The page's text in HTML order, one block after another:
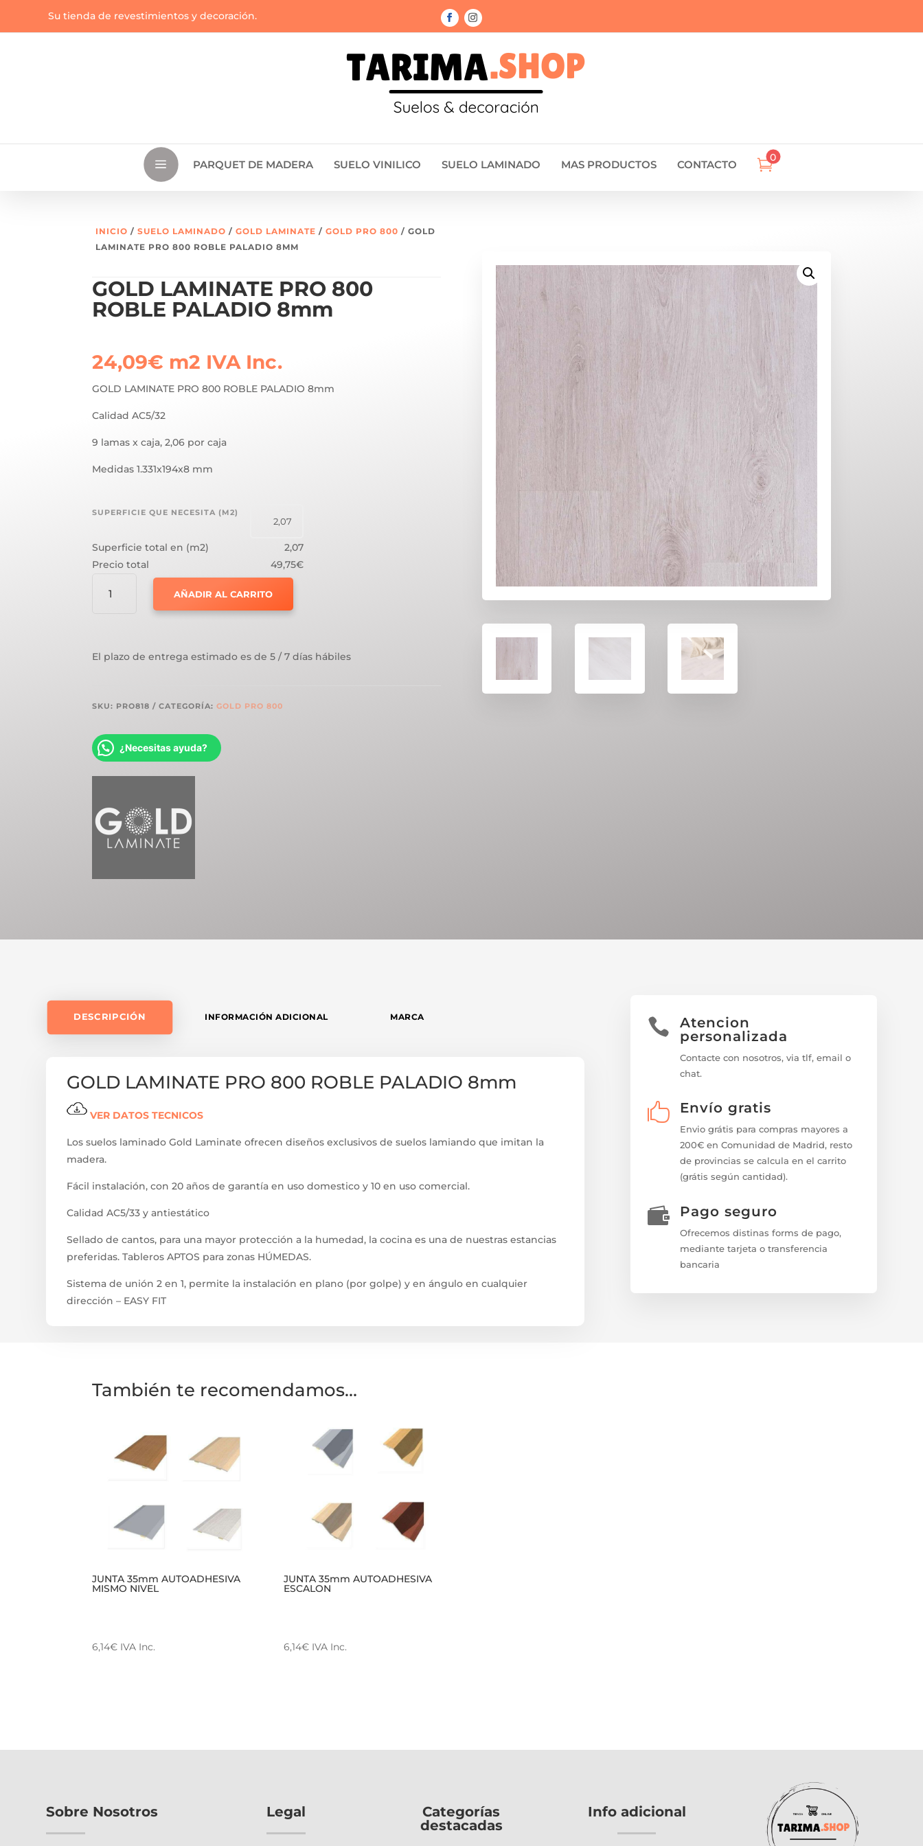
Su tienda de revestimientos y decoración.
a PARQUET DE MADERA SUELO VINILICO SUELO LAMINADO MAS PRODUCTOS CONTACTO 0
INICIO /SUELO LAMINADO /GOLD LAMINATE /GOLD PRO 800 / GOLD
LAMINATE PRO 800 ROBLE PALADIO 8MM
GOLD LAMINATE PRO 800
ROBLE PALADIO 8mm
24,09€ m2 IVA Inc.
GOLD LAMINATE PRO 800 ROBLE PALADIO 8mm
Calidad AC5/32
9 lamas x caja, 2,06 por caja
Medidas 1.331x194x8 mm
SUPERFICIE QUE NECESITA (M2)
Superficie total en (m2)
2,07
Precio total
49,75€
LAMINATE
PALADIO
AÑADIR AL CARRITO
El plazo de entrega estimado es de 5 / 7 días hábiles
SKU: PRO818 CATEGORÍA:GOLD PRO 800
¿Necesitas ayuda?
DESCRIPCIÓN INFORMACIÓN ADICIONAL MARCA
GOLD LAMINATE PRO 800 ROBLE PALADIO 8mm
VER DATOS TECNICOS
Los suelos laminado Gold Laminate ofrecen diseños exclusivos de suelos lamiando que imitan la
madera.
Fácil instalación, con 20 años de garantía en uso domestico y 10 en uso comercial.
Calidad AC5/33 y antiestático
Sellado de cantos, para una mayor protección a la humedad, la cocina es una de nuestras estancias
preferidas. Tableros APTOS para zonas HÚMEDAS.
Sistema de unión 2 en 1, permite la instalación en plano (por golpe) y en ángulo en cualquier
dirección – EASY FIT

Atencion
personalizada
Contacte con nosotros, via tlf, email o
chat.
 Envío gratis
Envio grátis para compras mayores a
200€ en Comunidad de Madrid, resto
de provincias se calcula en el carrito
(grátis según cantidad).
 Pago seguro
Ofrecemos distinas forms de pago,
mediante tarjeta o transferencia
bancaria
También te recomendamos…
JUNTA 35mm AUTOADHESIVA
MISMO NIVEL
6,14€ IVA Inc.
Las
pueden
JUNTA 35mm AUTOADHESIVA
ESCALON
6,14€ IVA Inc.
Las
pueden
Sobre Nosotros Legal
Categorías
destacadas
Info adicional